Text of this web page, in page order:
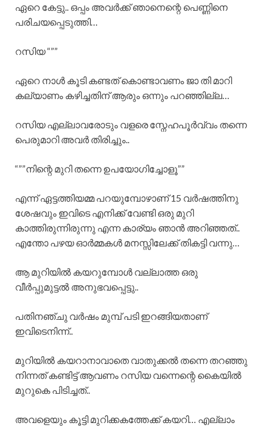
ഏറെ കേട്ടു.. ഒപ്പം അവർക്ക് ഞാനെന്റെ പെണ്ണിനെ
പരിചയപ്പെടുത്തി…
റസിയ “””
ഏറെ നാൾ കൂടി കണ്ടത് കൊണ്ടാവണം ജാ തി മാറി
കല്യാണം കഴിച്ചതിന് ആരും ഒന്നും പറഞ്ഞില്ല…
റസിയ എല്ലാവരോടും വളരെ സ്നേഹപൂർവ്വം തന്നെ
പെരുമാറി അവർ തിരിച്ചും..
“””നിന്റെ മുറി തന്നെ ഉപയോഗിച്ചോളൂ””
എന്ന് ഏട്ടത്തിയമ്മ പറയുമ്പോഴാണ് 15 വർഷത്തിനു
ശേഷവും ഇവിടെ എനിക്ക് വേണ്ടി ഒരു മുറി
കാത്തിരുന്നിരുന്നു എന്ന കാര്യം ഞാൻ അറിഞ്ഞത്..
എന്തോ പഴയ ഓർമ്മകൾ മനസ്സിലേക്ക് തികട്ടി വന്നു…
ആ മുറിയിൽ കയറുമ്പോൾ വല്ലാത്ത ഒരു
വീർപ്പുമുട്ടൽ അനുഭവപ്പെട്ടു..
പതിനഞ്ചു വർഷം മുമ്പ് പടി ഇറങ്ങിയതാണ്
ഇവിടെനിന്ന്..
മുറിയിൽ കയറാനാവാതെ വാതുക്കൽ തന്നെ തറഞ്ഞു
നിന്നത് കണ്ടിട്ട് ആവണം റസിയ വന്നെന്റെ കൈയിൽ
മുറുകെ പിടിച്ചത്..
അവളെയും കൂട്ടി മുറിക്കകത്തേക്ക് കയറി… എല്ലാം